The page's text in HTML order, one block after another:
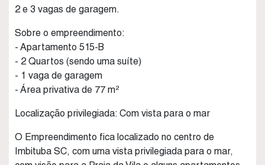
2 e 3 vagas de garagem.
Sobre o empreendimento:
- Apartamento 515-B
- 2 Quartos (sendo uma suíte)
- 1 vaga de garagem
- Área privativa de 77 m²
Localização privilegiada: Com vista para o mar
O Empreendimento fica localizado no centro de
Imbituba SC, com uma vista privilegiada para o mar,